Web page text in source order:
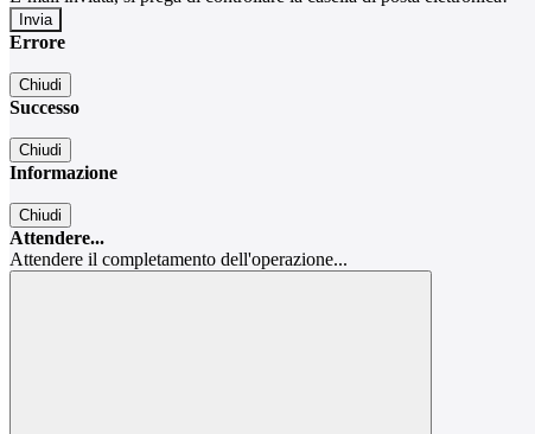
Errore
Chiudi
Successo
Chiudi
Informazione
Chiudi
Attendere...
Attendere il completamento dell'operazione...